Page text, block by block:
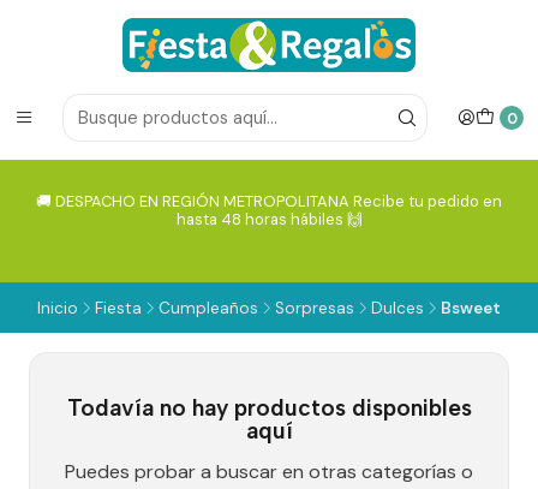
0
🚚 DESPACHO EN REGIÓN METROPOLITANA Recibe tu pedido en
hasta 48 horas hábiles 🙌
Inicio Fiesta Cumpleaños Sorpresas Dulces Bsweet
Todavía no hay productos disponibles
aquí
Puedes probar a buscar en otras categorías o